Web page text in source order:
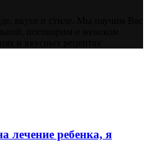
лечение ребенка, я